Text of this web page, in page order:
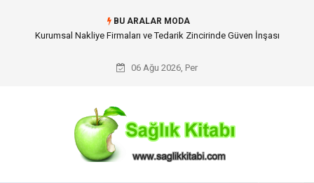
BU ARALAR MODA
Dalaman Kalkan Transfer: Kişiselleştirilmiş Hizmet Ve Uç Nokta Konforu
06 Ağu 2026, Per